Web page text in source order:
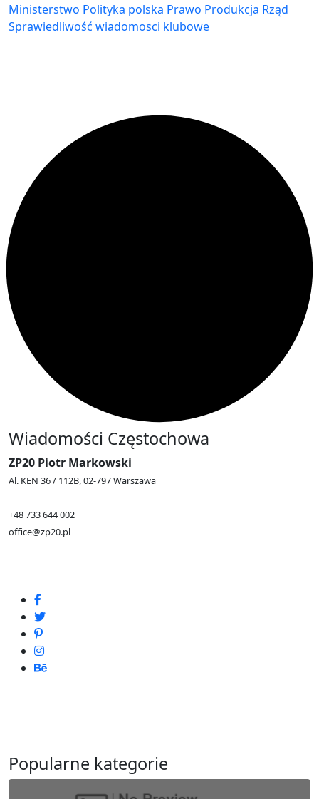
Ministerstwo Polityka polska Prawo Produkcja Rząd
Sprawiedliwość wiadomosci klubowe
Wiadomości Częstochowa
ZP20 Piotr Markowski
Al. KEN 36 / 112B, 02-797 Warszawa
+48 733 644 002
office@zp20.pl
Popularne kategorie